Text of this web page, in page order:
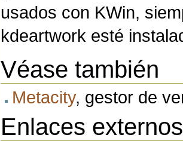
usados con KWin,
kdeartwork esté
Véase también
Metacity, gestor de
Enlaces externos